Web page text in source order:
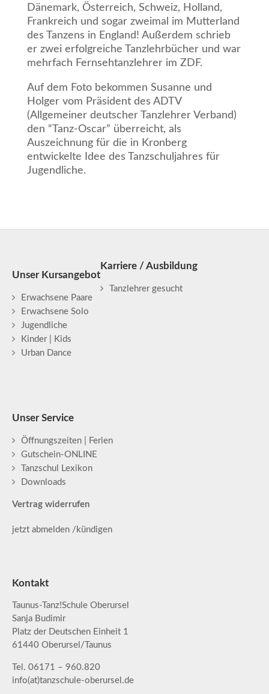
Dänemark, Österreich, Schweiz, Holland,
Frankreich und sogar zweimal im Mutterland
des Tanzens in England! Außerdem schrieb
er zwei erfolgreiche Tanzlehrbücher und war
mehrfach Fernsehtanzlehrer im ZDF.
Auf dem Foto bekommen Susanne und
Holger vom Präsident des ADTV
(Allgemeiner deutscher Tanzlehrer Verband)
den “Tanz-Oscar” überreicht, als
Auszeichnung für die in Kronberg
entwickelte Idee des Tanzschuljahres für
Jugendliche.
Unser Kursangebot
Erwachsene Paare
Erwachsene Solo
Jugendliche
Kinder | Kids
Urban Dance
Karriere / Ausbildung
Tanzlehrer gesucht
Unser Service
Öffnungszeiten | Ferien
Gutschein-ONLINE
Tanzschul Lexikon
Downloads
Vertrag widerrufen
jetzt abmelden /kündigen
Kontakt
Taunus-Tanz!Schule Oberursel
Sanja Budimir
Platz der Deutschen Einheit 1
61440 Oberursel/Taunus
Tel. 06171 – 960.820
info(at)tanzschule-oberursel.de